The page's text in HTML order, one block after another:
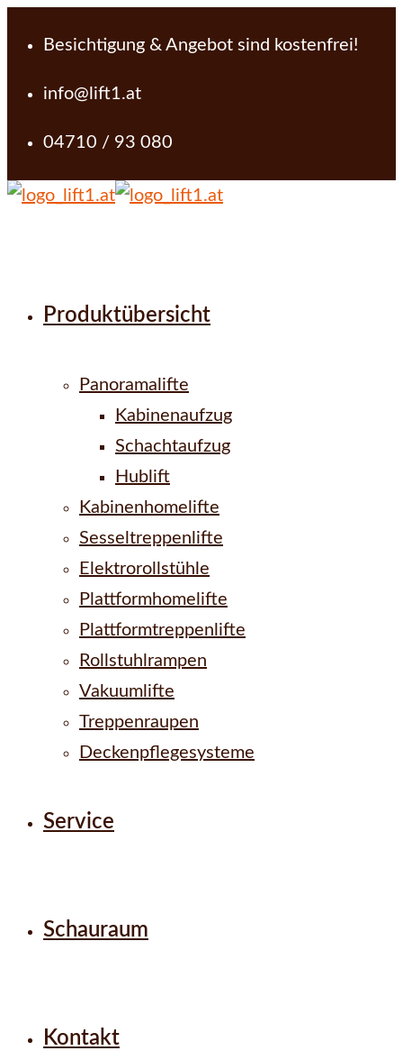
Besichtigung & Angebot sind kostenfrei!
info@lift1.at
04710 / 93 080
Produktübersicht
Panoramalifte
Kabinenaufzug
Schachtaufzug
Hublift
Kabinenhomelifte
Sesseltreppenlifte
Elektrorollstühle
Plattformhomelifte
Plattformtreppenlifte
Rollstuhlrampen
Vakuumlifte
Treppenraupen
Deckenpflegesysteme
Service
Schauraum
Kontakt